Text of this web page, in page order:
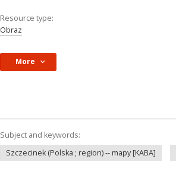
Resource type:
Obraz
More
Subject and keywords:
Szczecinek (Polska ; region) -- mapy [KABA]